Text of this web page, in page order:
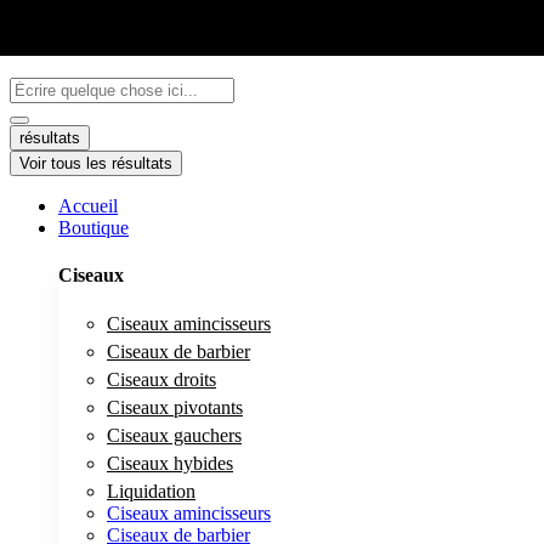
au
contenu
Search
...
résultats
Voir tous les résultats
Accueil
Boutique
Ciseaux
Ciseaux amincisseurs
Ciseaux de barbier
Ciseaux droits
Ciseaux pivotants
Ciseaux gauchers
Ciseaux hybides
Liquidation
Ciseaux amincisseurs
Ciseaux de barbier